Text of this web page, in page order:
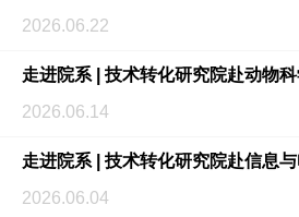
2026.06.22
2026.06.14
2026.06.04